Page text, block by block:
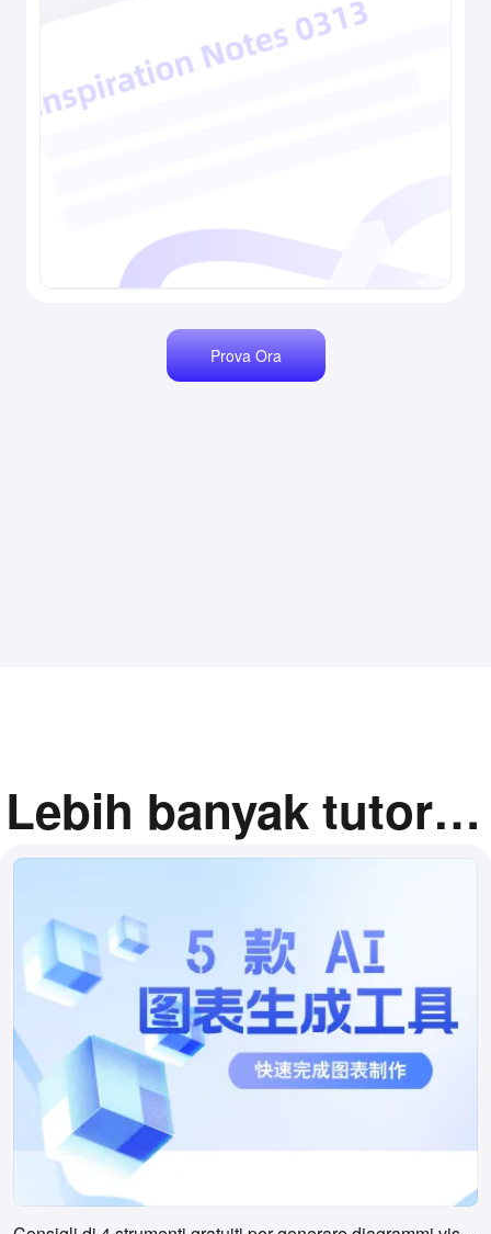
Prova Ora
Lebih banyak tutorial
terkait